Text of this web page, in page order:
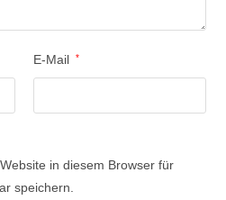
E-Mail *
in diesem Browser für
speichern.